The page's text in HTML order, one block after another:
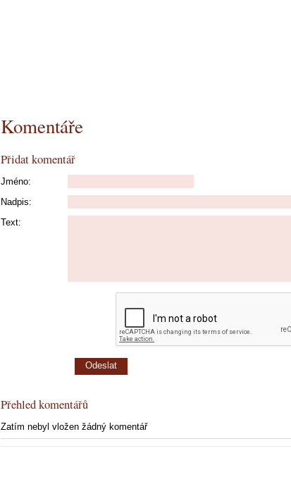
Komentáře
Přidat komentář
Jméno:
Nadpis:
Text:
Přehled komentářů
Zatím nebyl vložen žádný komentář